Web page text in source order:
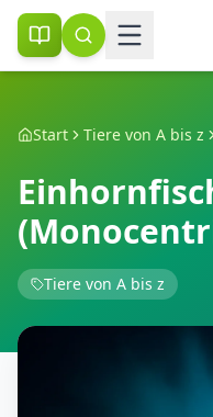
Start Tiere von A bis z
Tiere von A bis z